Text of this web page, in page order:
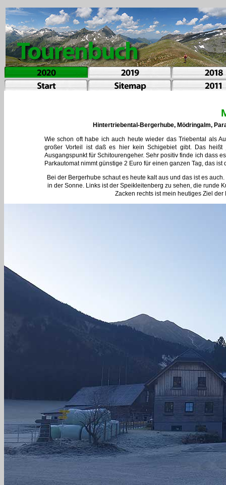
Hintertriebental-Bergerhube, Mödringalm,
Wie schon oft habe ich auch heute wieder das Triebental als
großer Vorteil ist daß es hier kein Schigebiet gibt. Das
Ausgangspunkt für Schitourengeher. Sehr positiv finde ich dass
Parkautomat nimmt günstige 2 Euro für einen ganzen Tag, das
Bei der Bergerhube schaut es heute kalt aus und das ist es
in der Sonne. Links ist der Speikleitenberg zu sehen, die runde
Zacken rechts ist mein heutiges Ziel